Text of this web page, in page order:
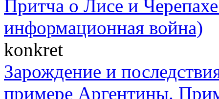
Притча о Лисе и
информационная война)
konkret
Зарождение и
примере Аргентины.